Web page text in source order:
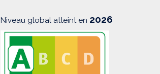
Niveau global atteint en 2026